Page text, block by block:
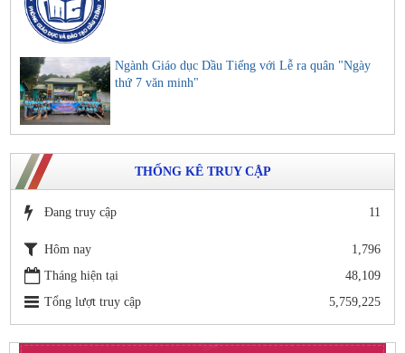
Ngành Giáo dục Dầu Tiếng với Lễ ra quân "Ngày
thứ 7 văn minh"
THỐNG KÊ TRUY CẬP
Đang truy cập 11
Hôm nay
1,796
Tháng hiện tại
48,109
Tổng lượt truy cập
5,759,225